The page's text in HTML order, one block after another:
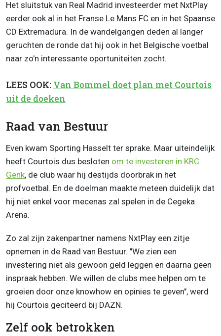
Het sluitstuk van Real Madrid investeerder met NxtPlay
eerder ook al in het Franse Le Mans FC en in het Spaanse
CD Extremadura. In de wandelgangen deden al langer
geruchten de ronde dat hij ook in het Belgische voetbal
naar zo'n interessante oportuniteiten zocht.
LEES OOK: Van Bommel doet plan met Courtois
uit de doeken
Raad van Bestuur
Even kwam Sporting Hasselt ter sprake. Maar uiteindelijk
heeft Courtois dus besloten om te investeren in KRC
Genk, de club waar hij destijds doorbrak in het
profvoetbal. En de doelman maakte meteen duidelijk dat
hij niet enkel voor mecenas zal spelen in de Cegeka
Arena.
Zo zal zijn zakenpartner namens NxtPlay een zitje
opnemen in de Raad van Bestuur. "We zien een
investering niet als gewoon geld leggen en daarna geen
inspraak hebben. We willen de clubs mee helpen om te
groeien door onze knowhow en opinies te geven", werd
hij Courtois geciteerd bij DAZN.
Zelf ook betrokken